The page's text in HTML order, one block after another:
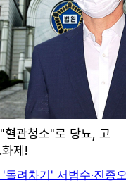
돌려차기' 서범수·진종